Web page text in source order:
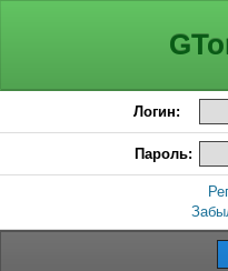
Логин:
Пароль: